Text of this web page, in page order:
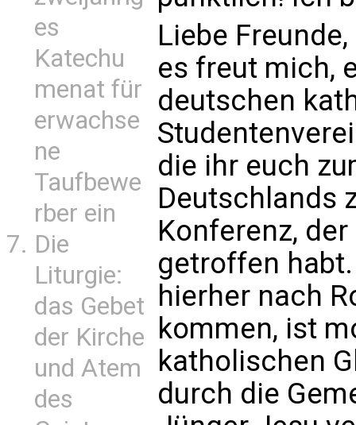
es
Katechu
menat für
erwachse
ne
Taufbewe
rber ein
Die
Liturgie:
das Gebet
der Kirche
und Atem
des
Liebe Freunde,
es freut mich,
deutschen
die ihr euch
Deutschlands
Konferenz,
getroffen
hierher nach
kommen, ist
katholischen
durch die